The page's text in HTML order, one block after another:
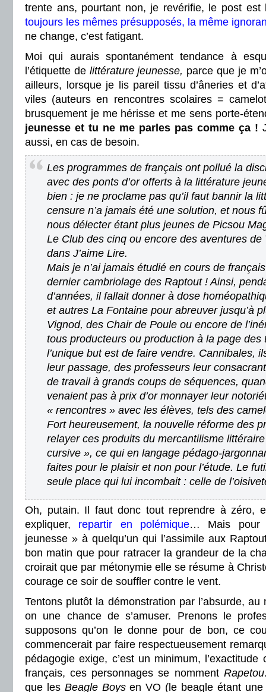
trente ans, pourtant non, je revérifie, le post est
toujours les mêmes présupposés, la même
ne change, c’est fatigant.
Moi qui aurais spontanément tendance à
l’étiquette de littérature jeunesse, parce que je
ailleurs, lorsque je lis pareil tissu d’âneries et
viles (auteurs en rencontres scolaires =
brusquement je me hérisse et me sens porte-
jeunesse et tu ne me parles pas comme ça !
aussi, en cas de besoin.
Les programmes de français ont pollué la
avec des ponts d’or offerts à la littérature
bien : je ne proclame pas qu’il faut bannir la
censure n’a jamais été une solution, et nous
nous délecter étant plus jeunes de Picsou
Le Club des cinq ou encore des aventures de
dans J’aime Lire.
Mais je n’ai jamais étudié en cours de
dernier cambriolage des Raptout ! Ainsi,
d’années, il fallait donner à dose
et autres La Fontaine pour abreuver jusqu’à
Vignod, des Chair de Poule ou encore de
tous producteurs ou production à la page des
l’unique but est de faire vendre. Cannibales,
leur passage, des professeurs leur
de travail à grands coups de séquences,
venaient pas à prix d’or monnayer leur
« rencontres » avec les élèves, tels des
Fort heureusement, la nouvelle réforme des
relayer ces produits du mercantilisme
cursive », ce qui en langage pédago-
faites pour le plaisir et non pour l’étude. Le
seule place qui lui incombait : celle de
Oh, putain. Il faut donc tout reprendre à zéro,
expliquer, repartir en polémique… Mais pour
jeunesse » à quelqu’un qui l’assimile aux
bon matin que pour ratracer la grandeur de la
croirait que par métonymie elle se résume à
courage ce soir de souffler contre le vent.
Tentons plutôt la démonstration par l’absurde,
on une chance de s’amuser. Prenons le
supposons qu’on le donne pour de bon, ce
commencerait par faire respectueusement
pédagogie exige, c’est un minimum, l’exactitude
français, ces personnages se nomment Rapetou
que les Beagle Boysen VO (le beagle étant